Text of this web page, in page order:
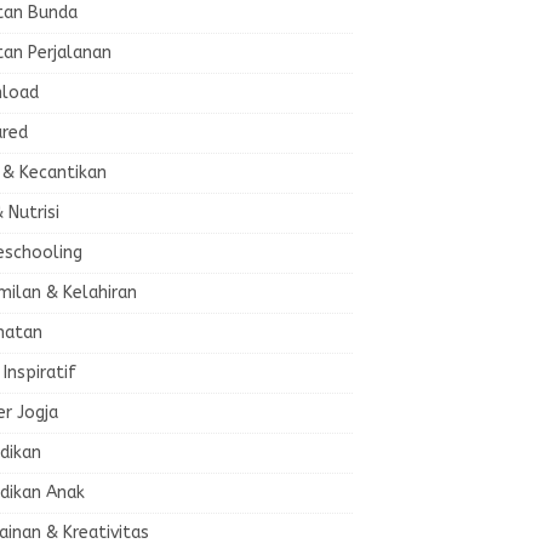
Bunda
Perjalanan
Kecantikan
Nutrisi
& Kelahiran
Inspiratif
Jogja
Anak
& Kreativitas